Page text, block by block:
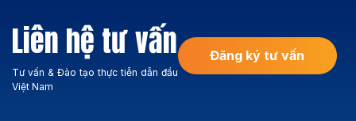
trường. Hoạt động kinh
doanh chính của Công ty:
Hung Long …). Smartland […]
Liên hệ tư vấn
Tư vấn & Đào tạo thực tiễn dẫn đầu
Việt Nam
Đăng ký tư vấn